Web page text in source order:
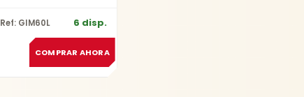
Ref: GIM60L 6 disp.
COMPRAR AHORA